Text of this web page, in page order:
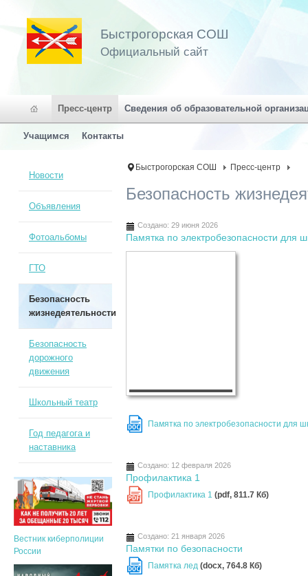
Быстрогорская СОШ
Официальный сайт
Пресс-центр Сведения об образовательной
Учащимся Контакты
Быстрогорская СОШ Пресс-центр
Безопасность
Создано: 29 июня 2026
Памятка по электробезопасности для
DOC Памятка по электробезопасности для
Создано: 12 февраля 2026
Профилактика 1
PDF Профилактика 1(pdf, 811.7 Кб)
Создано: 21 января 2026
Памятки по безопасности
DOC Памятка лед(docx, 764.8 Кб)
Новости
Объявления
Фотоальбомы
ГТО
Безопасность
жизнедеятельности
Безопасность
дорожного
движения
Школьный театр
Год педагога и
наставника
Вестник киберполиции
России